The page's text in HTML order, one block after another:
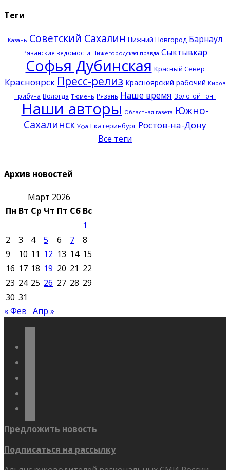
Теги
Казань Советский Сахалин Нижний Новгород Барнаул
Рязанские ведомости Нижегородская правда Сыктывкар
Софья Дубинская Красный Север
Красноярск Пресс-релиз Красноярский рабочий Киров
Трибуна Вологда Тюмень Рязань Наше время Золотой Гонг
Наши авторы Областная газета Южно-
Сахалинск Уфа Екатеринбург Ростов-на-Дону
Все теги
Архив новостей
Март 2026
Пн Вт Ср Чт Пт Сб Вс
1
2
3 4 5 6 7
8
9
10 11 12 13 14 15
16 17 18 19 20 21 22
23 24 25 26 27 28 29
30 31
« Фев Апр »
Предложить новость
Подписаться на рассылку